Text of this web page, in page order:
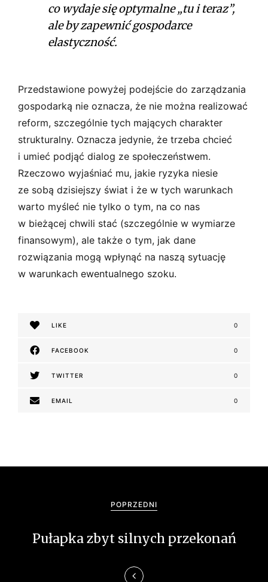
co wydaje się optymalne „tu i teraz”,
ale by zapewnić gospodarce
elastyczność.
Przedstawione powyżej podejście do zarządzania
gospodarką nie oznacza, że nie można realizować
reform, szczególnie tych mających charakter
strukturalny. Oznacza jedynie, że trzeba chcieć
i umieć podjąć dialog ze społeczeństwem.
Rzeczowo wyjaśniać mu, jakie ryzyka niesie
ze sobą dzisiejszy świat i że w tych warunkach
warto myśleć nie tylko o tym, na co nas
w bieżącej chwili stać (szczególnie w wymiarze
finansowym), ale także o tym, jak dane
rozwiązania mogą wpłynąć na naszą sytuację
w warunkach ewentualnego szoku.
LIKE 0
FACEBOOK 0
TWITTER 0
EMAIL 0
POPRZEDNI
Pułapka zbyt silnych przekonań